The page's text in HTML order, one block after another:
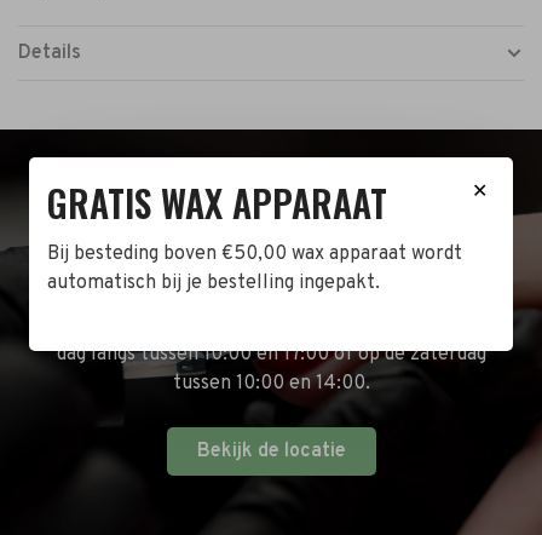
Details
BEZOEK DE WINKEL!
Naast de online shop hebben wij ook een fysieke
winkel in Zwijndrecht! Het adres is: Antoni van
dag langs tussen 10:00 en 17:00 of op de zaterdag
tussen 10:00 en 14:00.
Bekijk de locatie
✕
GRATIS WAX APPARAAT
Bij besteding boven €50,00 wax apparaat wordt
automatisch bij je bestelling ingepakt.